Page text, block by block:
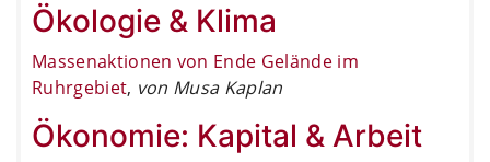
Ökologie & Klima
Massenaktionen von Ende Gelände im
Ruhrgebiet, von Musa Kaplan
Ökonomie: Kapital & Arbeit